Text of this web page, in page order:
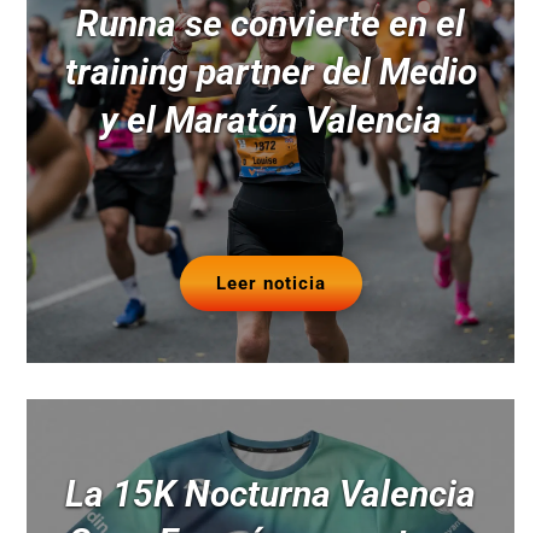
Runna se convierte en el
training partner del Medio
y el Maratón Valencia
Leer noticia
La 15K Nocturna Valencia